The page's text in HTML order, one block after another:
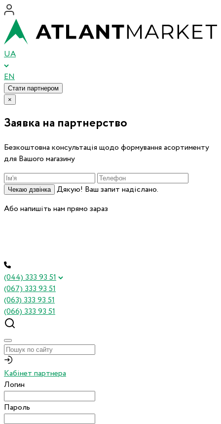
UA
EN
Стати партнером
×
Заявка на партнерство
Безкоштовна консультація щодо формування асортименту
для Вашого магазину
Чекаю дзвінка
Дякую! Ваш запит надіслано.
Або напишіть нам прямо зараз
(044) 333 93 51
(067) 333 93 51
(063) 333 93 51
(066) 333 93 51
Кабінет партнера
Логин
Пароль